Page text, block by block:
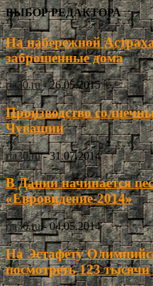
ВЫБОР РЕДАКТОРА
На набережной
заброшенные дома
ria30.ru - 26.05.2015
Производство
Чувашии
ria30.ru - 31.07.2014
В Дании начинается
«Евровидение-2014»
ria30.ru - 04.05.2014
На Эстафету
посмотреть 123 тысячи